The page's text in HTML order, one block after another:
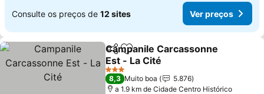
Consulte os preços de 12 sites Ver preços
PartilharAdicionar aos favoritos
Campanile Carcassonne
Est - La Cité
3 Estrelas
8,3 Muito boa
5.876
a 1.9 km de Cidade Centro Histórico